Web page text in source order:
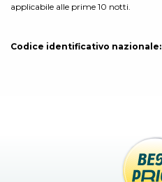
applicabile alle prime 10 notti.
Codice identificativo nazionale: